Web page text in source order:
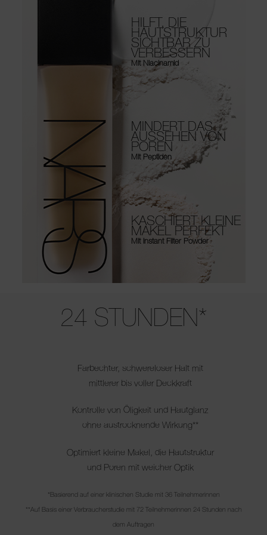
HILFT, DIE
HAUTSTRUKTUR
SICHTBAR ZU
VERBESSERN
Mit Niacinamid
MINDERT DAS
AUSSEHEN VON
POREN
Mit Peptiden
KASCHIERT KLEINE
MAKEL PERFEKT
Mit Instant Filter Powder
24 STUNDEN*
Farbechter, schwereloser Halt mit
mittlerer bis voller Deckkraft
Kontrolle von Öligkeit und Hautglanz
ohne austrocknende Wirkung**
Optimiert kleine Makel, die Hautstruktur
und Poren mit weicher Optik
*Basierend auf einer klinischen Studie mit 36 Teilnehmerinnen
**Auf Basis einer Verbraucherstudie mit 72 Teilnehmerinnen 24 Stunden nach
dem Auftragen